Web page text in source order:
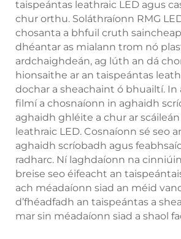
taispeántas leathraic LED agus
chur orthu. Soláthraíonn RMG
chosanta a bhfuil cruth
dhéantar as mialann trom nó
ardchaighdeán, ag lúth an dá
hionsaithe ar an taispeántas
dochar a sheachaint ó bhuailtí. In
filmí a chosnaíonn in aghaidh
aghaidh ghléite a chur ar
leathraic LED. Cosnaíonn sé seo
aghaidh scríobadh agus
radharc. Ní laghdaíonn na
breise seo éifeacht an
ach méadaíonn siad an méid
d’fhéadfadh an taispeántas a
mar sin méadaíonn siad a shaol